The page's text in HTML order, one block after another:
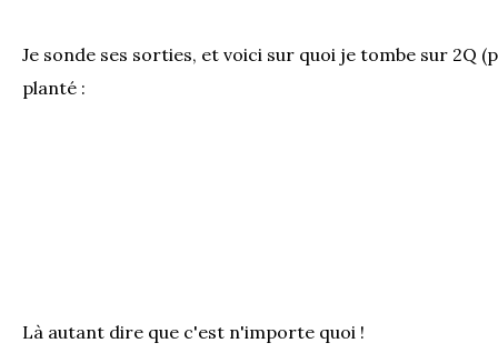
Je sonde ses sorties, et voici sur quoi je tombe sur 2Q
planté :
Là autant dire que c'est n'importe quoi !